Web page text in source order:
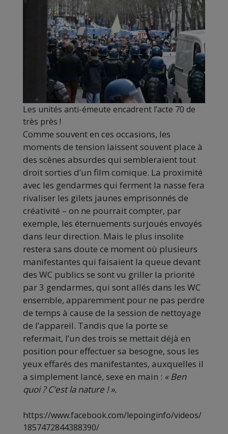
Les unités anti-émeute encadrent l’acte 70 de
très près !
Comme souvent en ces occasions, les
moments de tension laissent souvent place à
des scènes absurdes qui sembleraient tout
droit sorties d’un film comique. La proximité
avec les gendarmes qui ferment la nasse fera
rivaliser les gilets jaunes emprisonnés de
créativité – on ne pourrait compter, par
exemple, les éternuements surjoués envoyés
dans leur direction. Mais le plus insolite
restera sans doute ce moment où plusieurs
manifestantes qui faisaient la queue devant
des WC publics se sont vu griller la priorité
par 3 gendarmes, qui sont allés dans les WC
ensemble, apparemment pour ne pas perdre
de temps à cause de la session de nettoyage
de l’appareil. Tandis que la porte se
refermait, l’un des trois se mettait déjà en
position pour effectuer sa besogne, sous les
yeux effarés des manifestantes, auxquelles il
a simplement lancé, sexe en main : « Ben
quoi ? C’est la nature ! ».
https://www.facebook.com/lepoinginfo/videos/
1857472844388390/